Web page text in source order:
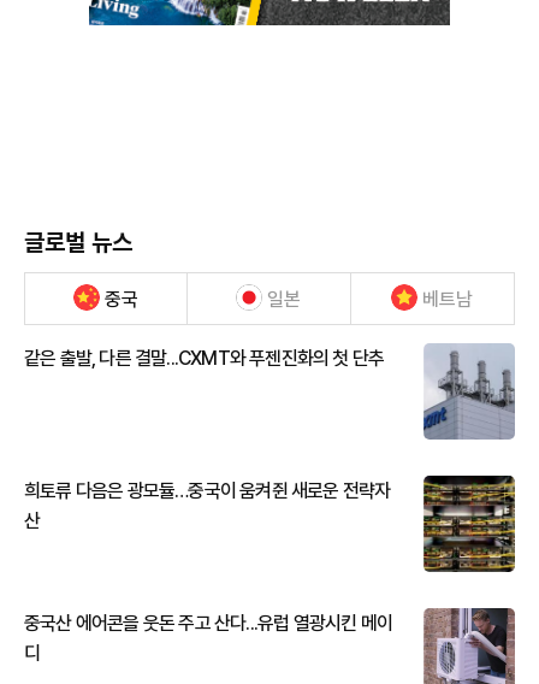
글로벌 뉴스
중국 일본 베트남
같은 출발, 다른 결말...CXMT와 푸젠진화의 첫 단추
희토류 다음은 광모듈…중국이 움켜쥔 새로운 전략자
산
중국산 에어콘을 웃돈 주고 산다...유럽 열광시킨 메이
디